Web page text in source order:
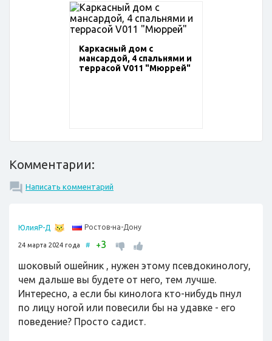
Каркасный дом с
мансардой, 4 спальнями и
террасой V011 "Мюррей"
Комментарии:
Написать комментарий
ЮлияР-Д Ростов-на-Дону
24 марта 2024 года # +3
шоковый ошейник , нужен этому псевдокинологу,
чем дальше вы будете от него, тем лучше.
Интересно, а если бы кинолога кто-нибудь пнул
по лицу ногой или повесили бы на удавке - его
поведение? Просто садист.